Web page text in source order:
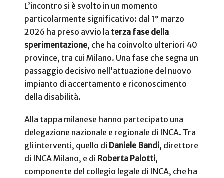
L’incontro si è svolto in un momento
particolarmente significativo: dal 1° marzo
2026 ha preso avvio la terza fase della
sperimentazione, che ha coinvolto ulteriori 40
province, tra cui Milano. Una fase che segna un
passaggio decisivo nell’attuazione del nuovo
impianto di accertamento e riconoscimento
della disabilità.
Alla tappa milanese hanno partecipato una
delegazione nazionale e regionale di INCA. Tra
gli interventi, quello di Daniele Bandi, direttore
di INCA Milano, e di Roberta Palotti,
componente del collegio legale di INCA, che ha